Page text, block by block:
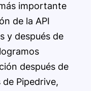
importante
de la API
y después de
después de
Pipedrive,